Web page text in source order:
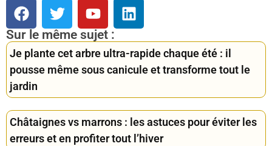
Sur le même sujet :
Je plante cet arbre ultra-rapide chaque été : il
pousse même sous canicule et transforme tout le
jardin
Châtaignes vs marrons : les astuces pour éviter les
erreurs et en profiter tout l’hiver